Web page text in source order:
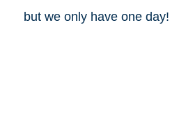
but we only have one day!